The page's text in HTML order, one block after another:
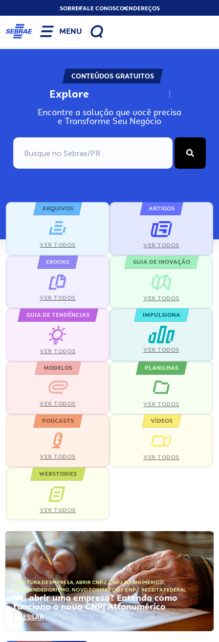
SOBREFALE CONOSCOENDEREÇOS
MENU
CONTEÚDOS GRATUITOS
Explore N
Encontre a solução que você precisa
e Transforme Seu Negócio
ARQUIVOS
VER TODOS
ARTIGOS
VER TODOS
EBOOKS
VER TODOS
GUIA DE INOVAÇÃO
VER TODOS
GUIA DE TENDÊNCIAS
VER TODOS
IMPULSIONA
VER TODOS
MODELOS
VER TODOS
PLANILHAS
VER TODOS
PODCASTS
VER TODOS
VÍDEOS
VER TODOS
WEBSTORIES
VER TODOS
ABERTURA DE EMPRESA, ABRIR CNPJ,CNPJ ALFANUMÉRICO,
EMPREENDEDORISMO, NOVO FORMATO DE CNPJ,RECEITA FEDERAL
Vai abrir uma empresa? Entenda como
funciona o novo CNPJ Alfanumérico
ACESSAR